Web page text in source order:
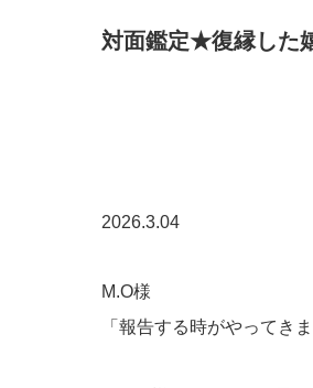
対面鑑定★復縁した
2026.3.04
M.O様
「報告する時がやってきま